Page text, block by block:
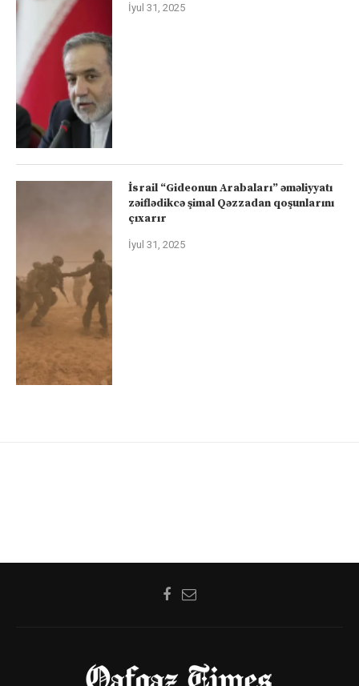
İyul 31, 2025
İsrail “Gideonun Arabaları” əməliyyatı
zəiflədikcə şimal Qəzzadan qoşunlarını
çıxarır
İyul 31, 2025